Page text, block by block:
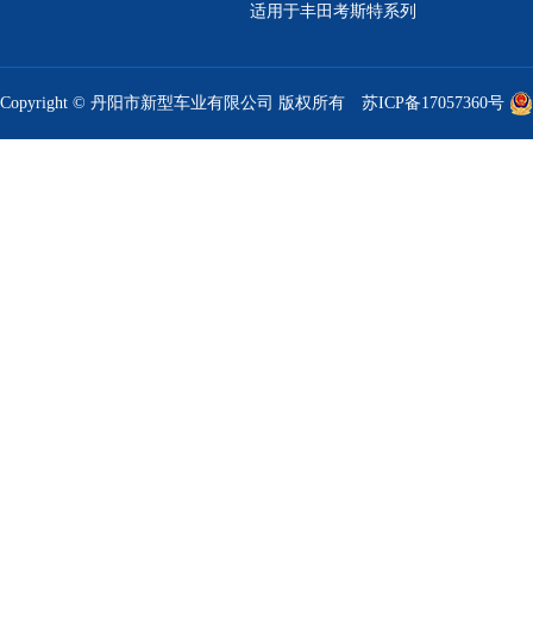
适用于丰田考斯特系列
Copyright © 丹阳市新型车业有限公司 版权所有 苏ICP备17057360号